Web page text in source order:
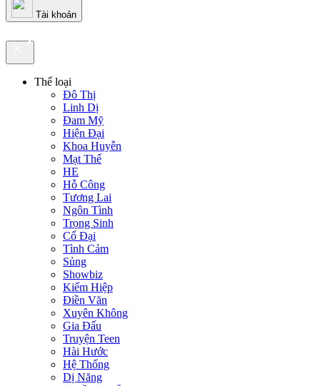
Tài khoản
truyenfullz.com
Thể loại
Đô Thị
Linh Dị
Đam Mỹ
Hiện Đại
Khoa Huyễn
Mạt Thế
HE
Hỗ Công
Tương Lai
Ngôn Tình
Trọng Sinh
Cổ Đại
Tình Cảm
Sủng
Showbiz
Kiếm Hiệp
Điền Văn
Xuyên Không
Gia Đấu
Truyện Teen
Hài Hước
Hệ Thống
Dị Năng